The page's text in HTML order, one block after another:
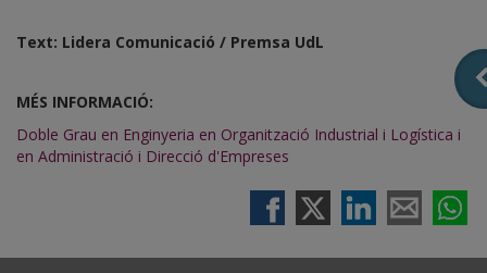
Text: Lidera Comunicació / Premsa UdL
MÉS INFORMACIÓ:
Doble Grau en Enginyeria en Organització Industrial i Logística i
en Administració i Direcció d'Empreses